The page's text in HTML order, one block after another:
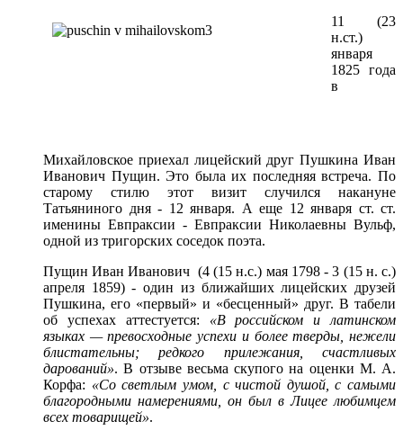
11 (23
н.ст.)
января
1825 года
в
Михайловское приехал лицейский друг Пушкина Иван
Иванович Пущин. Это была их последняя встреча. По
старому стилю этот визит случился накануне
Татьяниного дня - 12 января. А еще 12 января ст. ст.
именины Евпраксии - Евпраксии Николаевны Вульф,
одной из тригорских соседок поэта.
Пущин Иван Иванович (4 (15 н.с.) мая 1798 - 3 (15 н. с.)
апреля 1859) - один из ближайших лицейских друзей
Пушкина, его «первый» и «бесценный» друг. В табели
об успехах аттестуется: «В российском и латинском
языках — превосходные успехи и более тверды, нежели
блистательны; редкого прилежания, счастливых
дарований». В отзыве весьма скупого на оценки М. А.
Корфа: «Со светлым умом, с чистой душой, с самыми
благородными намерениями, он был в Лицее любимцем
всех товарищей».